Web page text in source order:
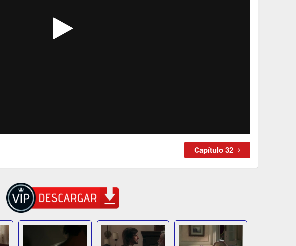
Capítulo 32